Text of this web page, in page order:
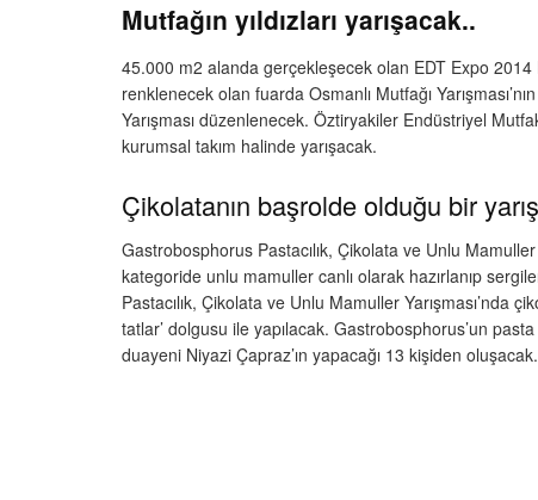
Mutfağın yıldızları yarışacak..
45.000 m2 alanda gerçekleşecek olan EDT Expo 2014
renklenecek olan fuarda Osmanlı Mutfağı
Yarışması düzenlenecek. Öztiryakiler Endüstriyel
kurumsal takım halinde yarışacak.
Çikolatanın başrolde olduğu bir
Gastrobosphorus Pastacılık, Çikolata ve Unlu
kategoride unlu mamuller canlı olarak hazırlanıp
Pastacılık, Çikolata ve Unlu Mamuller Yarışması’nda
tatlar’ dolgusu ile yapılacak. Gastrobosphorus’un
duayeni Niyazi Çapraz’ın yapacağı 13 kişiden oluşacak.